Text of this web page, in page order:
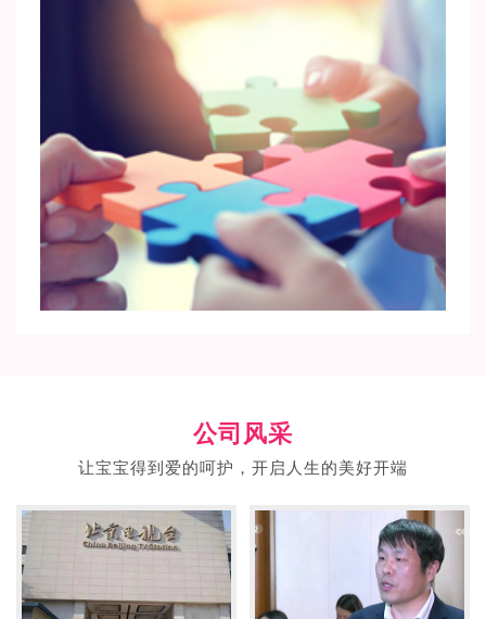
公司风采
让宝宝得到爱的呵护，开启人生的美好开端